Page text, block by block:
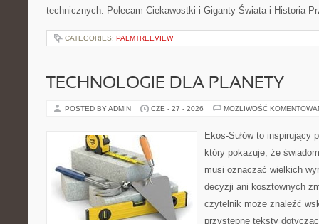
technicznych. Polecam Ciekawostki i Giganty Świata i Historia
CATEGORIES: PALMTREEVIEW
TECHNOLOGIE DLA PLANETY
POSTED BY ADMIN CZE - 27 - 2026 MOŻLIWOŚĆ
Ekos-Sułów to inspirujący
który pokazuje, że
musi oznaczać wielkich
decyzji ani kosztownych
czytelnik może znaleźć
przystępne teksty